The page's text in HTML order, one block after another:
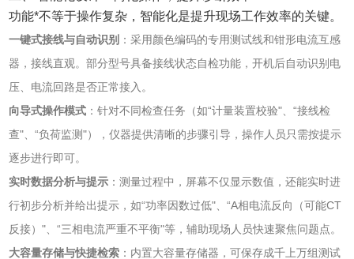
功能*不等于操作复杂，智能化是提升现场工作效率的关键。
一键式接线与自动识别 ‌：采用颜色编码的专用测试线和钳形电流互感
器，接线直观。部分型号具备接线状态自检功能，开机后自动识别电
压、电流回路是否正常接入。
向导式操作模式 ‌：针对不同检查任务（如“计量装置校验"、“接线检
查"、“负荷监测"），仪器提供清晰的步骤引导，操作人员只需按提示
逐步进行即可。
实时数据分析与提示 ‌：测量过程中，屏幕不仅显示数值，还能实时进
行初步分析并给出提示，如“功率因数过低"、“A相电流反向（可能CT
反接）"、“三相电流严重不平衡"等，辅助现场人员快速聚焦问题点。
大容量存储与快捷检索 ‌：内置大容量存储器，可保存成千上万组测试